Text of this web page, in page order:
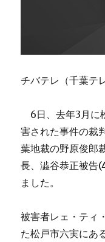
チバテレ（千葉テ
6日、去年3月に
害された事件の裁
葉地裁の野原俊郎
長、澁谷恭正被告
ました。
被害者レェ・ティ
た松戸市六実にあ